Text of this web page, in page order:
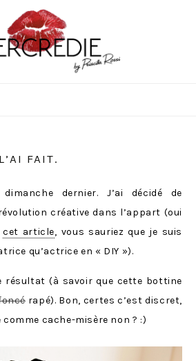
FAIT.
dernier. J’ai décidé de
créative dans l’appart (oui
cet article, vous sauriez que je suis
qu’actrice en « DIY »).
résultat (à savoir que cette bottine
rapé). Bon, certes c’est discret,
comme cache-misère non ? :)